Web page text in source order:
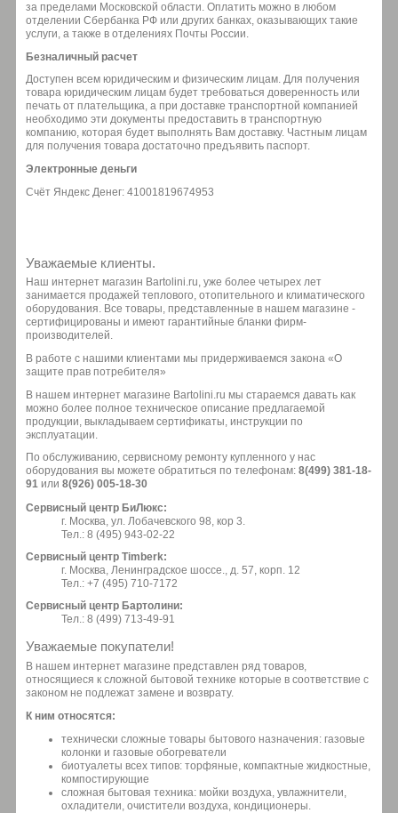
за пределами Московской области. Оплатить можно в любом
отделении Сбербанка РФ или других банках, оказывающих такие
услуги, а также в отделениях Почты России.
Безналичный расчет
Доступен всем юридическим и физическим лицам. Для получения
товара юридическим лицам будет требоваться доверенность или
печать от плательщика, а при доставке транспортной компанией
необходимо эти документы предоставить в транспортную
компанию, которая будет выполнять Вам доставку. Частным лицам
для получения товара достаточно предъявить паспорт.
Электронные деньги
Счёт Яндекс Денег: 41001819674953
Уважаемые клиенты.
Наш интернет магазин Bartolini.ru, уже более четырех лет
занимается продажей теплового, отопительного и климатического
оборудования. Все товары, представленные в нашем магазине -
сертифицированы и имеют гарантийные бланки фирм-
производителей.
В работе с нашими клиентами мы придерживаемся закона «О
защите прав потребителя»
В нашем интернет магазине Bartolini.ru мы стараемся давать как
можно более полное техническое описание предлагаемой
продукции, выкладываем сертификаты, инструкции по
эксплуатации.
По обслуживанию, сервисному ремонту купленного у нас
оборудования вы можете обратиться по телефонам: 8(499) 381-18-
91 или 8(926) 005-18-30
Сервисный центр БиЛюкс:
г. Москва, ул. Лобачевского 98, кор 3.
Тел.: 8 (495) 943-02-22
Сервисный центр Timberk:
г. Москва, Ленинградское шоссе., д. 57, корп. 12
Тел.: +7 (495) 710-7172
Сервисный центр Бартолини:
Тел.: 8 (499) 713-49-91
Уважаемые покупатели!
В нашем интернет магазине представлен ряд товаров,
относящиеся к сложной бытовой технике которые в соответствие с
законом не подлежат замене и возврату.
К ним относятся:
технически сложные товары бытового назначения: газовые
колонки и газовые обогреватели
биотуалеты всех типов: торфяные, компактные жидкостные,
компостирующие
сложная бытовая техника: мойки воздуха, увлажнители,
охладители, очистители воздуха, кондиционеры.